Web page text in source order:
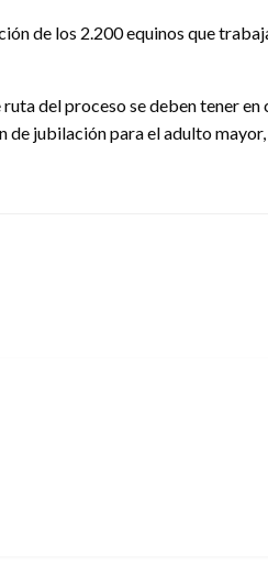
de los 2.200 equinos que
del proceso se deben tener
de jubilación para el adulto